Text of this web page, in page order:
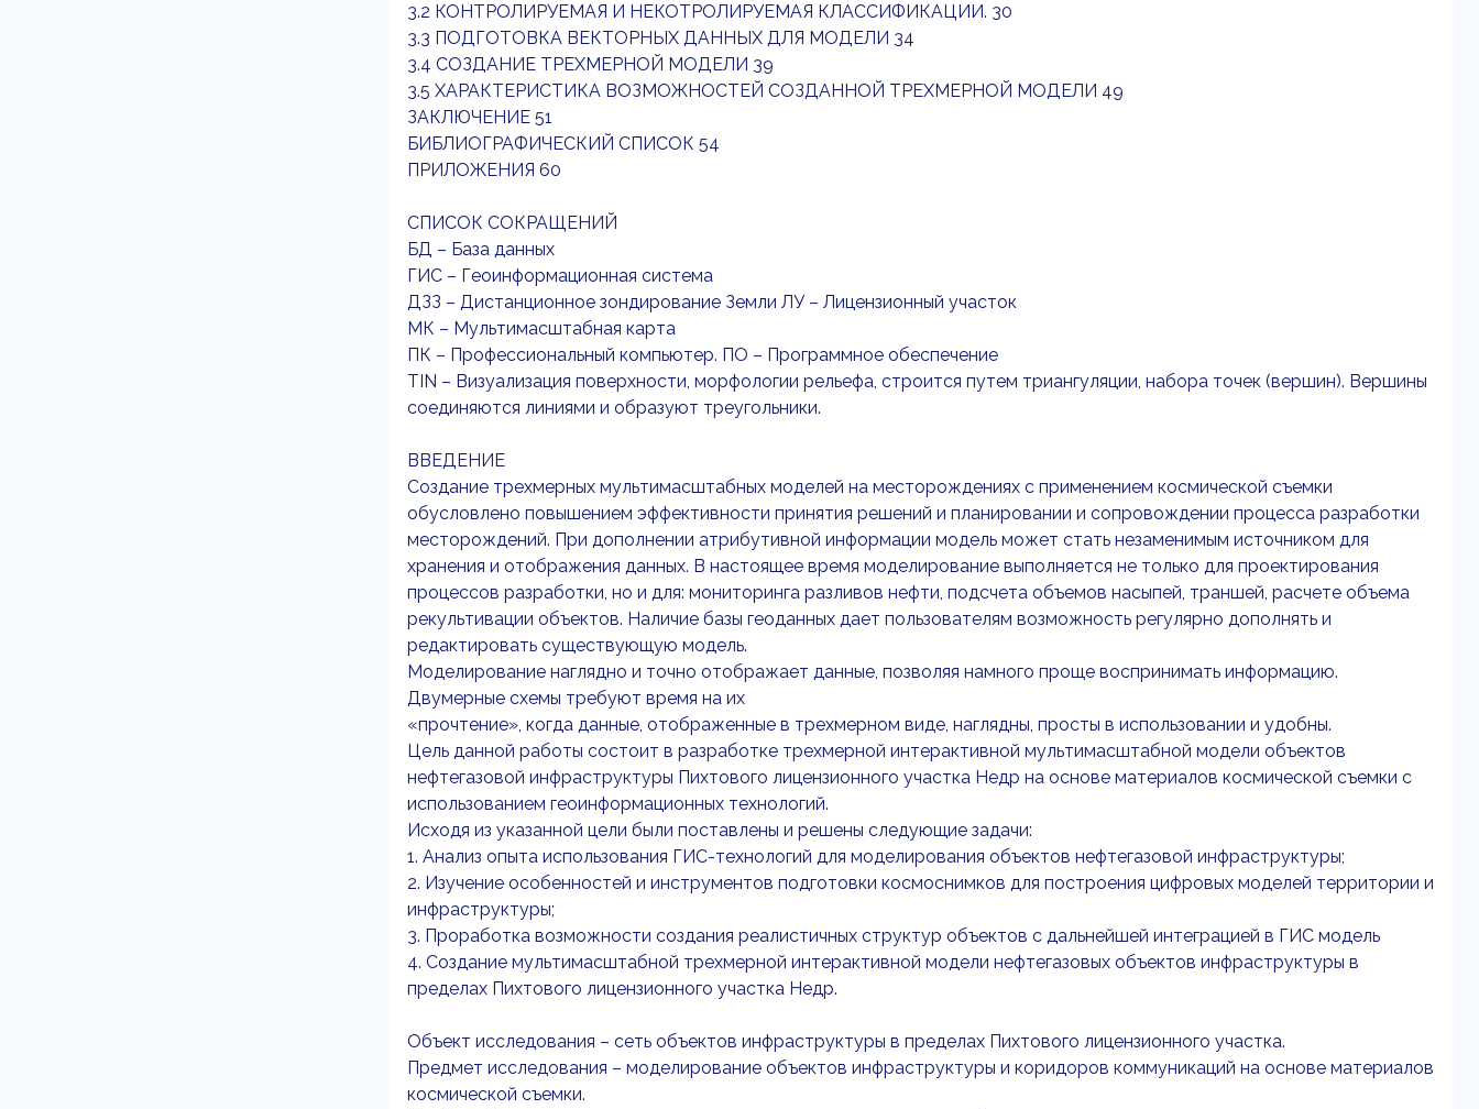
3.2 КОНТРОЛИРУЕМАЯ И НЕКОТРОЛИРУЕМАЯ КЛАССИФИКАЦИИ. 30
3.3 ПОДГОТОВКА ВЕКТОРНЫХ ДАННЫХ ДЛЯ МОДЕЛИ 34
3.4 СОЗДАНИЕ ТРЕХМЕРНОЙ МОДЕЛИ 39
3.5 ХАРАКТЕРИСТИКА ВОЗМОЖНОСТЕЙ СОЗДАННОЙ ТРЕХМЕРНОЙ МОДЕЛИ 49
ЗАКЛЮЧЕНИЕ 51
БИБЛИОГРАФИЧЕСКИЙ СПИСОК 54
ПРИЛОЖЕНИЯ 60
СПИСОК СОКРАЩЕНИЙ
БД – База данных
ГИС – Геоинформационная система
ДЗЗ – Дистанционное зондирование Земли ЛУ – Лицензионный участок
МК – Мультимасштабная карта
ПК – Профессиональный компьютер. ПО – Программное обеспечение
TIN – Визуализация поверхности, морфологии рельефа, строится путем триангуляции, набора точек (вершин). Вершины
соединяются линиями и образуют треугольники.
ВВЕДЕНИЕ
Создание трехмерных мультимасштабных моделей на месторождениях с применением космической съемки
обусловлено повышением эффективности принятия решений и планировании и сопровождении процесса разработки
месторождений. При дополнении атрибутивной информации модель может стать незаменимым источником для
хранения и отображения данных. В настоящее время моделирование выполняется не только для проектирования
процессов разработки, но и для: мониторинга разливов нефти, подсчета объемов насыпей, траншей, расчете объема
рекультивации объектов. Наличие базы геоданных дает пользователям возможность регулярно дополнять и
редактировать существующую модель.
Моделирование наглядно и точно отображает данные, позволяя намного проще воспринимать информацию.
Двумерные схемы требуют время на их
«прочтение», когда данные, отображенные в трехмерном виде, наглядны, просты в использовании и удобны.
Цель данной работы состоит в разработке трехмерной интерактивной мультимасштабной модели объектов
нефтегазовой инфраструктуры Пихтового лицензионного участка Недр на основе материалов космической съемки с
использованием геоинформационных технологий.
Исходя из указанной цели были поставлены и решены следующие задачи:
1. Анализ опыта использования ГИС-технологий для моделирования объектов нефтегазовой инфраструктуры;
2. Изучение особенностей и инструментов подготовки космоснимков для построения цифровых моделей территории и
инфраструктуры;
3. Проработка возможности создания реалистичных структур объектов с дальнейшей интеграцией в ГИС модель
4. Создание мультимасштабной трехмерной интерактивной модели нефтегазовых объектов инфраструктуры в
пределах Пихтового лицензионного участка Недр.
Объект исследования – сеть объектов инфраструктуры в пределах Пихтового лицензионного участка.
Предмет исследования – моделирование объектов инфраструктуры и коридоров коммуникаций на основе материалов
космической съемки.